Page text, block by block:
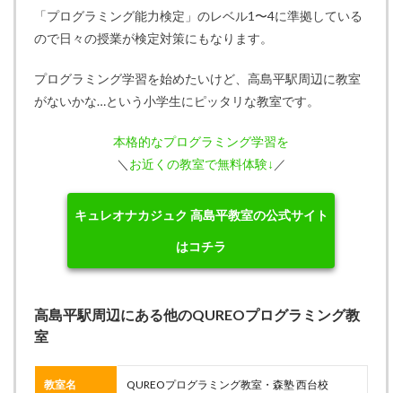
「プログラミング能力検定」のレベル1〜4に準拠している
ので日々の授業が検定対策にもなります。
プログラミング学習を始めたいけど、高島平駅周辺に教室
がないかな…という小学生にピッタリな教室です。
本格的なプログラミング学習を
＼ お近くの教室で無料体験↓ ／
キュレオナカジュク 高島平教室の公式サイト
はコチラ
高島平駅周辺にある他のQUREOプログラミング教
室
教室名 QUREOプログラミング教室・森塾 西台校